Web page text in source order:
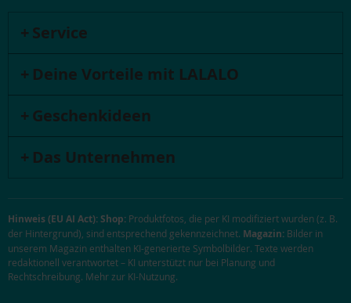
Service
Deine Vorteile mit LALALO
Geschenkideen
Das Unternehmen
Hinweis (EU AI Act):Shop: Produktfotos, die per KI modifiziert wurden (z. B.
der Hintergrund), sind entsprechend gekennzeichnet. Magazin: Bilder in
unserem Magazin enthalten KI-generierte Symbolbilder. Texte werden
redaktionell verantwortet – KI unterstützt nur bei Planung und
Rechtschreibung. Mehr zur KI-Nutzung.